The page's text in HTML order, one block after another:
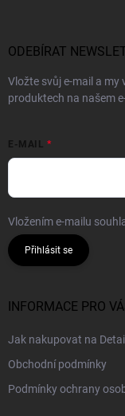
ODEBÍRAT
Vložte svůj e-mail a
produktech na našem
E-MAIL
Vložením e-mailu
Přihlásit se
INFORMACE PRO
Jak nakupovat na
Obchodní podmínky
Podmínky ochrany